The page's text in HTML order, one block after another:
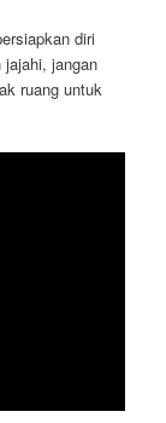
diri
jangan
ruang untuk